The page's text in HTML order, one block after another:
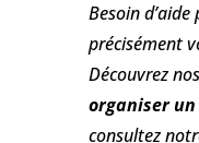
Besoin
précisément
Découvrez nos
organiser
consultez